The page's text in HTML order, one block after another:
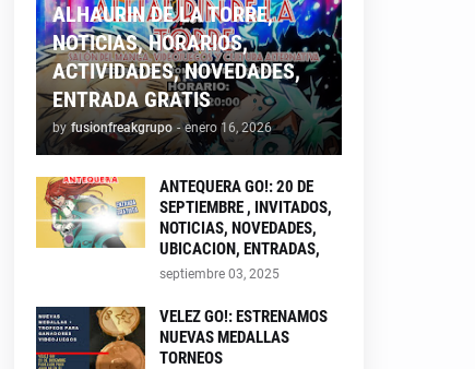
ALHAURIN DE LA TORRE,
NOTICIAS, HORARIOS,
ACTIVIDADES, NOVEDADES,
ENTRADA GRATIS
by fusionfreakgrupo - enero 16, 2026
ANTEQUERA GO!: 20 DE
SEPTIEMBRE , INVITADOS,
NOTICIAS, NOVEDADES,
UBICACION, ENTRADAS,
septiembre 03, 2025
VELEZ GO!: ESTRENAMOS
NUEVAS MEDALLAS
TORNEOS